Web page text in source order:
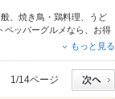
焼き鳥・鶏料理
うど
ペッパーグルメなら、お得
をご紹介しているので安
もっと見る
1/14ページ